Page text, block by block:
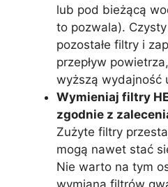
lub pod bieżącą
to pozwala).
pozostałe filtry i
przepływ
wyższą wydajność
Wymieniaj filtry
zgodnie z
Zużyte filtry
mogą nawet stać
Nie warto na tym
wymiana filtrów